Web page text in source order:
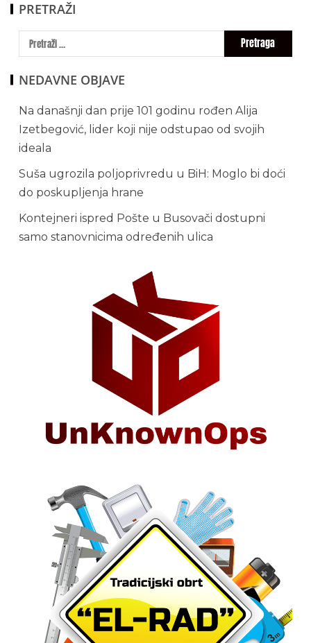
PRETRAŽI
NEDAVNE OBJAVE
Na današnji dan prije 101 godinu rođen Alija
Izetbegović, lider koji nije odstupao od svojih
ideala
Suša ugrozila poljoprivredu u BiH: Moglo bi doći
do poskupljenja hrane
Kontejneri ispred Pošte u Busovači dostupni
samo stanovnicima određenih ulica